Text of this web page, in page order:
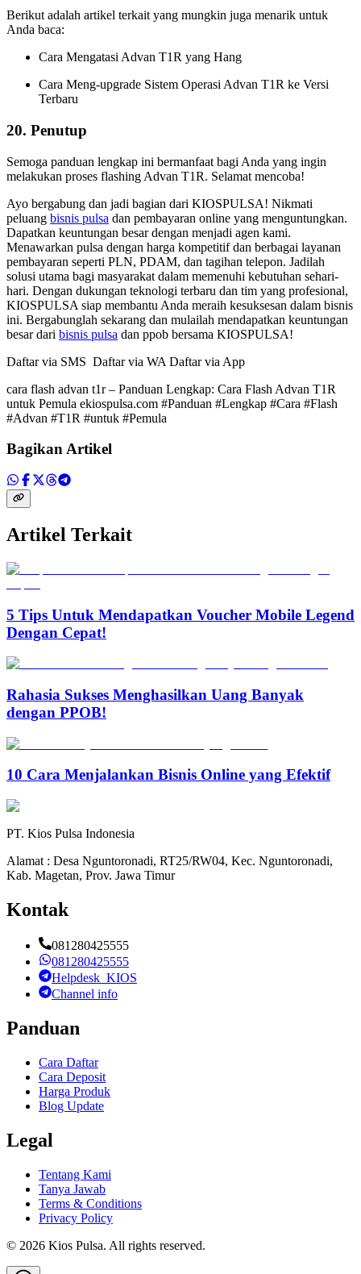
Berikut adalah artikel terkait yang mungkin juga menarik untuk
Anda baca:
Cara Mengatasi Advan T1R yang Hang
Cara Meng-upgrade Sistem Operasi Advan T1R ke Versi
Terbaru
20. Penutup
Semoga panduan lengkap ini bermanfaat bagi Anda yang ingin
melakukan proses flashing Advan T1R. Selamat mencoba!
Ayo bergabung dan jadi bagian dari KIOSPULSA! Nikmati
peluang bisnis pulsa dan pembayaran online yang menguntungkan.
Dapatkan keuntungan besar dengan menjadi agen kami.
Menawarkan pulsa dengan harga kompetitif dan berbagai layanan
pembayaran seperti PLN, PDAM, dan tagihan telepon. Jadilah
solusi utama bagi masyarakat dalam memenuhi kebutuhan sehari-
hari. Dengan dukungan teknologi terbaru dan tim yang profesional,
KIOSPULSA siap membantu Anda meraih kesuksesan dalam bisnis
ini. Bergabunglah sekarang dan mulailah mendapatkan keuntungan
besar dari bisnis pulsa dan ppob bersama KIOSPULSA!
Daftar via SMS Daftar via WA Daftar via App
cara flash advan t1r – Panduan Lengkap: Cara Flash Advan T1R
untuk Pemula ekiospulsa.com #Panduan #Lengkap #Cara #Flash
#Advan #T1R #untuk #Pemula
Bagikan Artikel
Artikel Terkait
5 Tips Untuk Mendapatkan Voucher Mobile Legend
Dengan Cepat!
Rahasia Sukses Menghasilkan Uang Banyak
dengan PPOB!
10 Cara Menjalankan Bisnis Online yang Efektif
PT. Kios Pulsa Indonesia
Alamat : Desa Nguntoronadi, RT25/RW04, Kec. Nguntoronadi,
Kab. Magetan, Prov. Jawa Timur
Kontak
081280425555
081280425555
Helpdesk_KIOS
Channel info
Panduan
Cara Daftar
Cara Deposit
Harga Produk
Blog Update
Legal
Tentang Kami
Tanya Jawab
Terms & Conditions
Privacy Policy
© 2026 Kios Pulsa. All rights reserved.